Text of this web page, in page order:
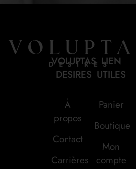
VOLUPTAS
DESIRES
À
propos
Contact
Carrières
LIEN
UTILES
Panier
Boutique
Mon
compte